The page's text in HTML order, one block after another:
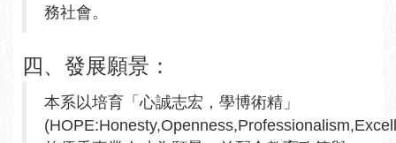
務社會。
四、發展願景：
本系以培育「心誠志宏，學博術精」